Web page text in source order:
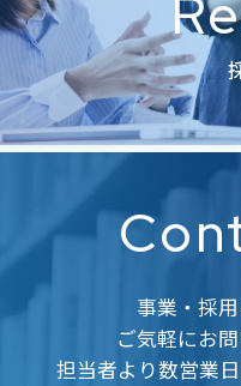
事業・採
ご気軽にお
担当者より数営業